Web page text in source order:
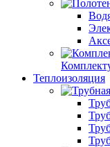
Теплоизоляция